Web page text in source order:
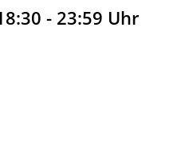
- 23:59 Uhr